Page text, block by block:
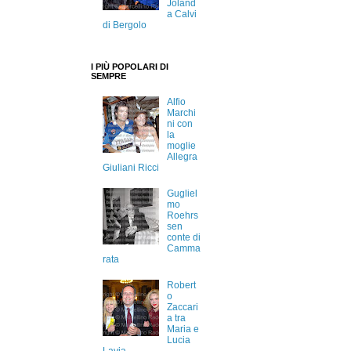
Joland
a Calvi
di Bergolo
I PIÙ POPOLARI DI
SEMPRE
Alfio
Marchi
ni con
la
moglie
Allegra
Giuliani Ricci
Gugliel
mo
Roehrs
sen
conte di
Camma
rata
Robert
o
Zaccari
a tra
Maria e
Lucia